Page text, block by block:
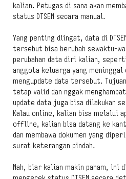
kalian. Petugas di sana akan
status DTSEN secara manual.
Yang penting diingat, data di
tersebut bisa berubah sewaktu-
perubahan data diri kalian,
anggota keluarga yang
mengupdate data tersebut.
tetap valid dan nggak
update data juga bisa dilakukan
Kalau online, kalian bisa melalui
offline, kalian bisa datang ke
dan membawa dokumen yang
surat keterangan pindah.
Nah, biar kalian makin paham, ini